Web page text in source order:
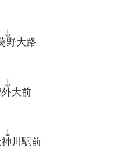
↓
野大路
↓
大前
↓
川駅前